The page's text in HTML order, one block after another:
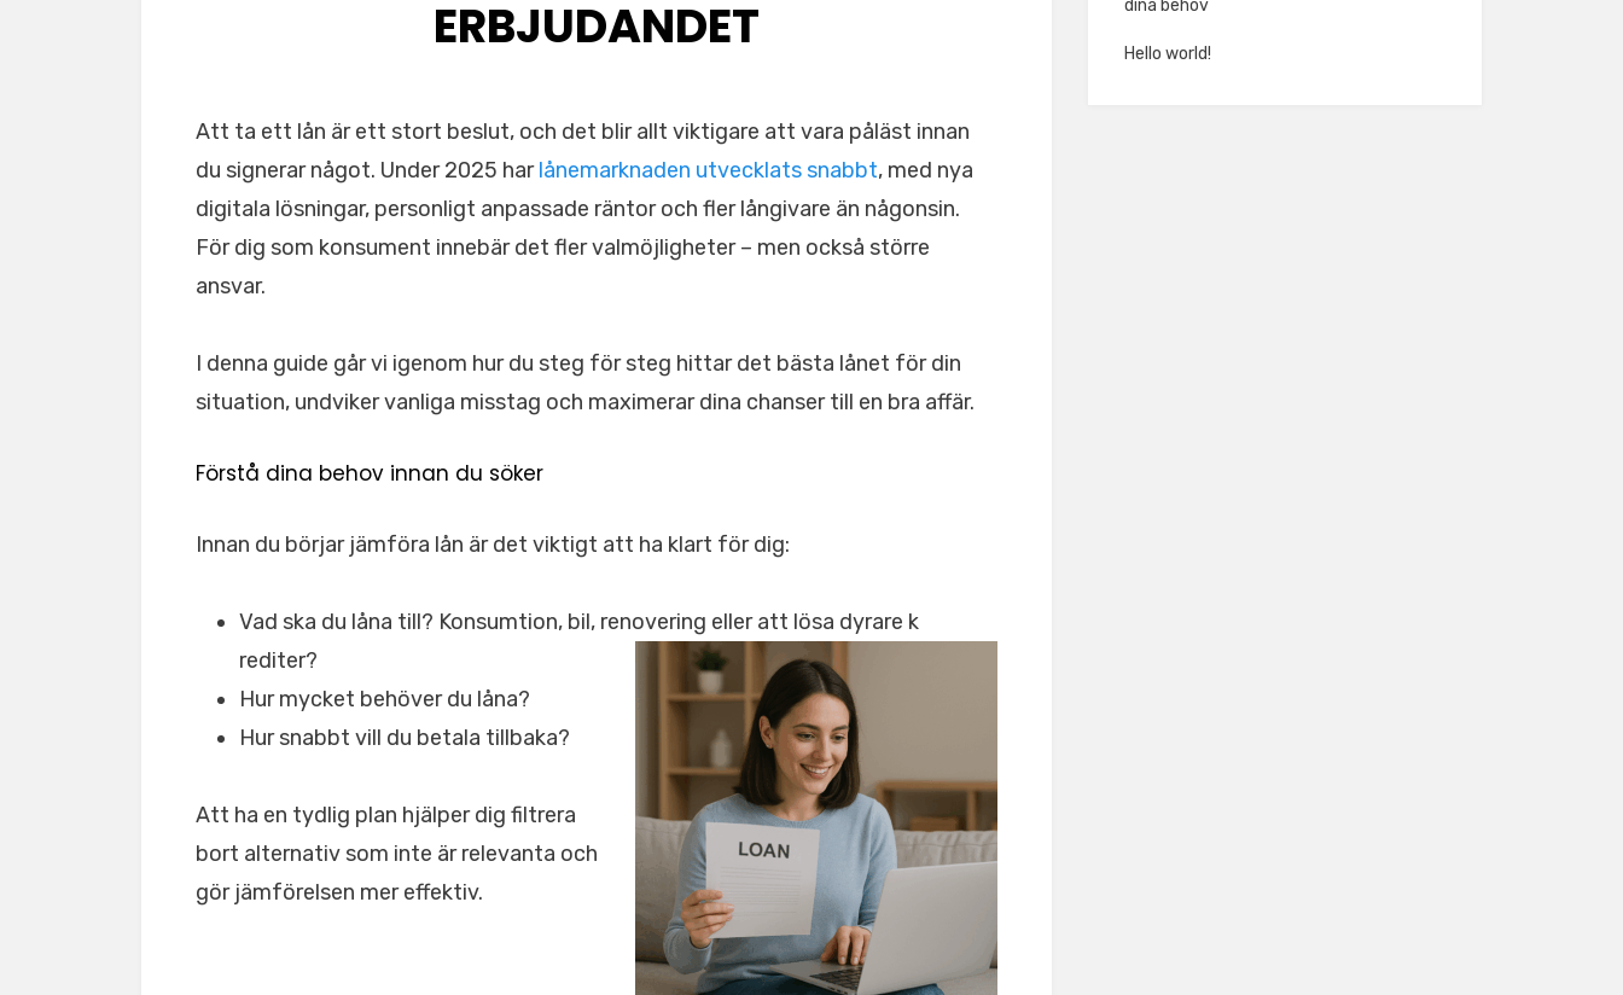
ERBJUDANDET
Att ta ett lån är ett stort beslut, och det blir allt viktigare att vara påläst innan
du signerar något. Under 2025 harlånemarknaden utvecklats snabbt, med nya
digitala lösningar, personligt anpassade räntor och fler långivare än någonsin.
För dig som konsument innebär det fler valmöjligheter – men också större
ansvar.
I denna guide går vi igenom hur du steg för steg hittar det bästa lånet för din
situation, undviker vanliga misstag och maximerar dina chanser till en bra affär.
Förstå dina behov innan du söker
Innan du börjar jämföra lån är det viktigt att ha klart för dig:
Vad ska du låna till? Konsumtion, bil, renovering eller att lösa dyrare k
rediter?
Hur mycket behöver du låna?
Hur snabbt vill du betala tillbaka?
Att ha en tydlig plan hjälper dig filtrera
bort alternativ som inte är relevanta och
gör jämförelsen mer effektiv.
dina behov
Hello world!